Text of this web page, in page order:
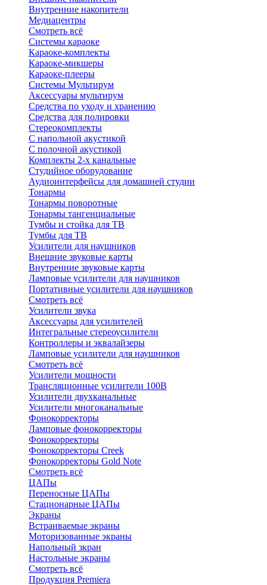
Внутренние накопители
Медиацентры
Смотреть всё
Системы караоке
Караоке-комплекты
Караоке-микшеры
Караоке-плееры
Системы Мультирум
Аксессуары мультирум
Средства по уходу и хранению
Средства для полировки
Стереокомплекты
C напольной акустикой
C полочной акустикой
Комплекты 2-х канальные
Студийное оборудование
Аудиоинтерфейсы для домашней студии
Тонармы
Тонармы поворотные
Тонармы тангенциальные
Тумбы и стойка для ТВ
Тумбы для ТВ
Усилители для наушников
Внешние звуковые карты
Внутренние звуковые карты
Ламповые усилители для наушников
Портативные усилители для наушников
Смотреть всё
Усилители звука
Аксессуары для усилителей
Интегральные стереоусилители
Контроллеры и эквалайзеры
Ламповые усилители для наушников
Смотреть всё
Усилители мощности
Трансляционные усилители 100В
Усилители двухканальные
Усилители многоканальные
Фонокорректоры
Ламповые фонокорректоры
Фонокорректоры
Фонокорректоры Creek
Фонокорректоры Gold Note
Смотреть всё
ЦАПы
Переносные ЦАПы
Стационарные ЦАПы
Экраны
Встраиваемые экраны
Моторизованные экраны
Напольный зкран
Настольные экраны
Смотреть всё
Продукция Premiera